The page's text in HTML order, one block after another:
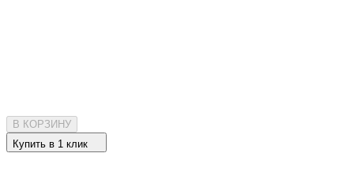
В КОРЗИНУ
Купить в 1 клик